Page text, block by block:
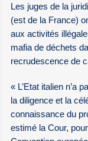
Les juges de la
(est de la France)
aux activités
mafia de déchets
recrudescence de
« L’Etat italien n’a
la diligence et la
connaissance du
estimé la Cour,